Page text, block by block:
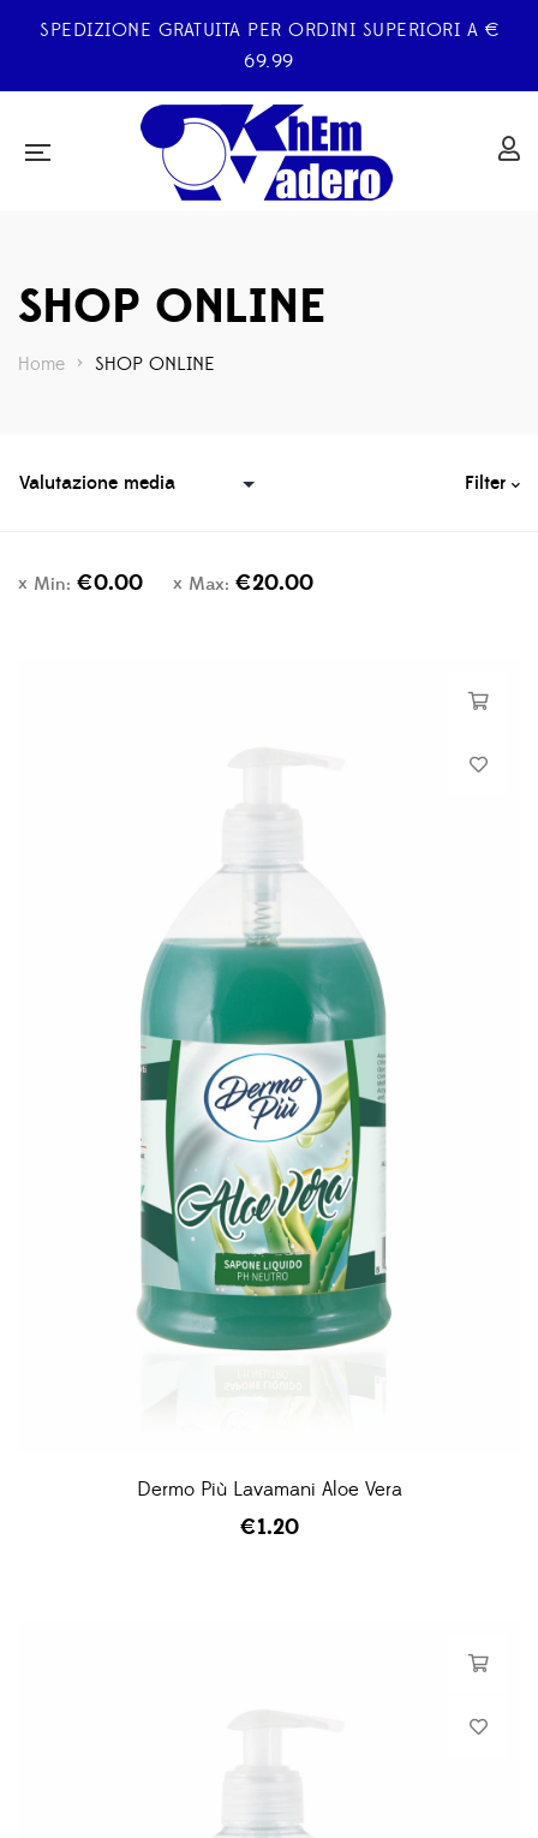
SPEDIZIONE GRATUITA PER ORDINI SUPERIORI A €
69.99
SHOP ONLINE
Home > SHOP ONLINE
Filter
Min: €0.00 Max: €20.00
Dermo Più Lavamani Aloe Vera
€1.20